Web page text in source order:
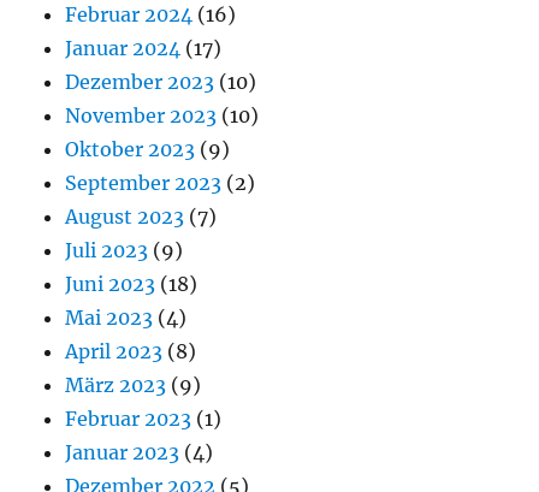
Februar 2024 (16)
Januar 2024 (17)
Dezember 2023 (10)
November 2023 (10)
Oktober 2023 (9)
September 2023 (2)
August 2023 (7)
Juli 2023 (9)
Juni 2023 (18)
Mai 2023 (4)
April 2023 (8)
März 2023 (9)
Februar 2023 (1)
Januar 2023 (4)
Dezember 2022 (5)